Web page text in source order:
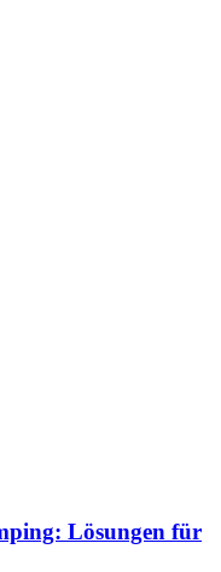
Lösungen für